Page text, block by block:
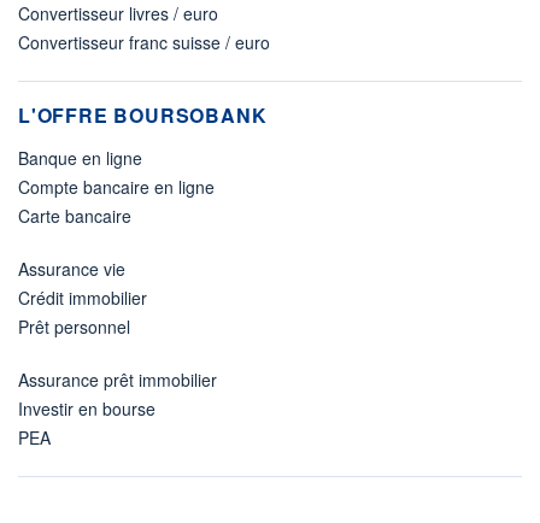
Convertisseur livres / euro
Convertisseur franc suisse / euro
L'OFFRE BOURSOBANK
Banque en ligne
Compte bancaire en ligne
Carte bancaire
Assurance vie
Crédit immobilier
Prêt personnel
Assurance prêt immobilier
Investir en bourse
PEA